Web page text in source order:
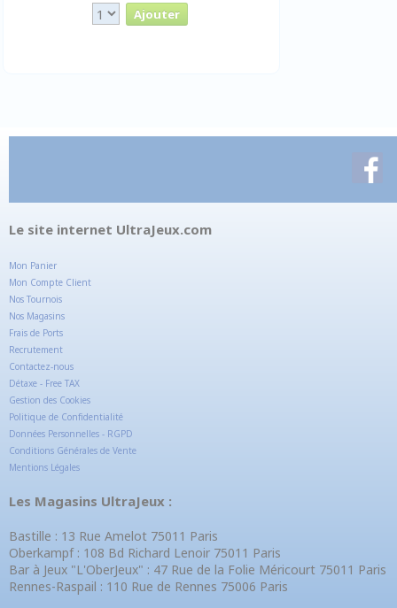
Le site internet UltraJeux.com
Mon Panier
Mon Compte Client
Nos Tournois
Nos Magasins
Frais de Ports
Recrutement
Contactez-nous
Détaxe - Free TAX
Gestion des Cookies
Politique de Confidentialité
Données Personnelles - RGPD
Conditions Générales de Vente
Mentions Légales
Les Magasins UltraJeux :
Bastille : 13 Rue Amelot 75011 Paris
Oberkampf : 108 Bd Richard Lenoir 75011 Paris
Bar à Jeux "L'OberJeux" : 47 Rue de la Folie Méricourt 75011 Paris
Rennes-Raspail : 110 Rue de Rennes 75006 Paris